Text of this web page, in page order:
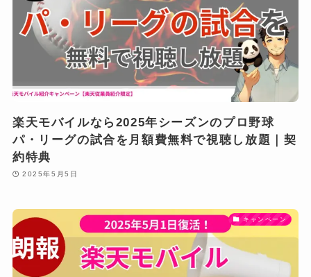
楽天モバイルなら2025年シーズンのプロ野球
パ・リーグの試合を月額費無料で視聴し放題｜契
約特典
2025年5月5日
キャンペーン